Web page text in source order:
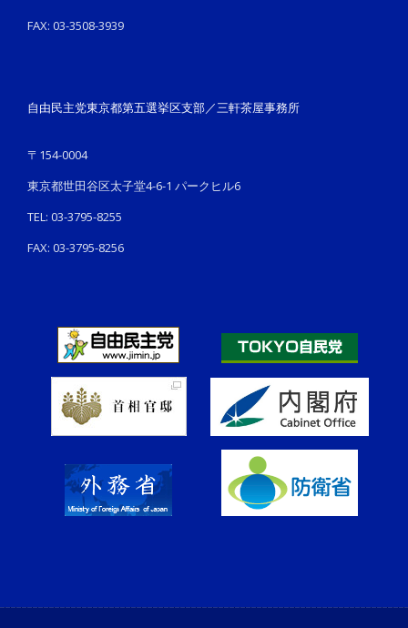
FAX: 03-3508-3939
自由民主党東京都第五選挙区支部／三軒茶屋事務所
〒154-0004
東京都世田谷区太子堂4-6-1 パークヒル6
TEL: 03-3795-8255
FAX: 03-3795-8256